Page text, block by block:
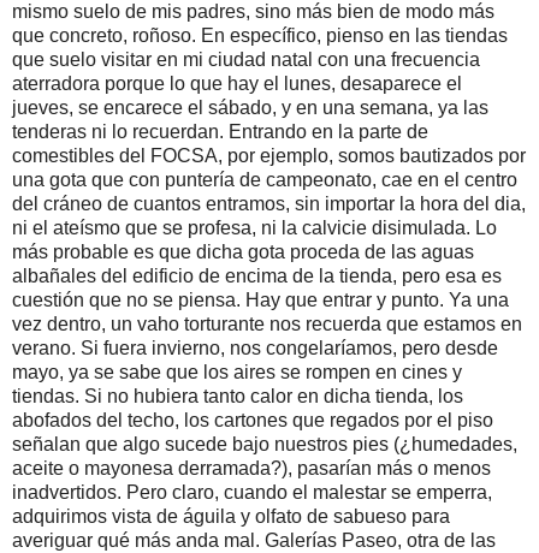
mismo suelo de mis padres, sino más bien de modo más
que concreto, roñoso. En específico, pienso en las tiendas
que suelo visitar en mi ciudad natal con una frecuencia
aterradora porque lo que hay el lunes, desaparece el
jueves, se encarece el sábado, y en una semana, ya las
tenderas ni lo recuerdan. Entrando en la parte de
comestibles del FOCSA, por ejemplo, somos bautizados por
una gota que con puntería de campeonato, cae en el centro
del cráneo de cuantos entramos, sin importar la hora del dia,
ni el ateísmo que se profesa, ni la calvicie disimulada. Lo
más probable es que dicha gota proceda de las aguas
albañales del edificio de encima de la tienda, pero esa es
cuestión que no se piensa. Hay que entrar y punto. Ya una
vez dentro, un vaho torturante nos recuerda que estamos en
verano. Si fuera invierno, nos congelaríamos, pero desde
mayo, ya se sabe que los aires se rompen en cines y
tiendas. Si no hubiera tanto calor en dicha tienda, los
abofados del techo, los cartones que regados por el piso
señalan que algo sucede bajo nuestros pies (¿humedades,
aceite o mayonesa derramada?), pasarían más o menos
inadvertidos. Pero claro, cuando el malestar se emperra,
adquirimos vista de águila y olfato de sabueso para
averiguar qué más anda mal. Galerías Paseo, otra de las